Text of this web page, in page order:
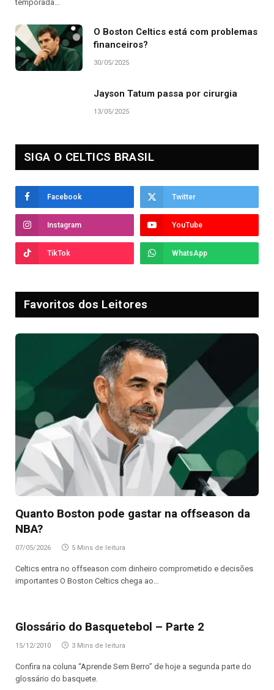
temporada…
O Boston Celtics está com problemas
financeiros?
30/05/2025
Jayson Tatum passa por cirurgia
13/05/2025
SIGA O CELTICS BRASIL
Facebook Twitter
Instagram YouTube
TikTok WhatsApp
Favoritos dos Leitores
Quanto Boston pode gastar na offseason da
NBA?
07/05/2026 5 Mins de leitura
Celtics entra no offseason com dinheiro comprometido e decisões
importantes O Boston Celtics chega ao…
Glossário do Basquetebol – Parte 2
15/12/2010 3 Mins de leitura
Confira na coluna “Aprende Sem Berro” de hoje a segunda parte do
glossário do basquete.